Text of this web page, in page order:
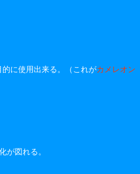
に使用出来る。（これがカメレオン
が図れる。